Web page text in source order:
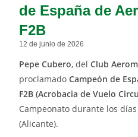
de España de
F2B
12 de junio de 2026
Pepe Cubero, delClub
proclamadoCampeón de
F2B (Acrobacia de Vuelo
Campeonato durante los
(Alicante).